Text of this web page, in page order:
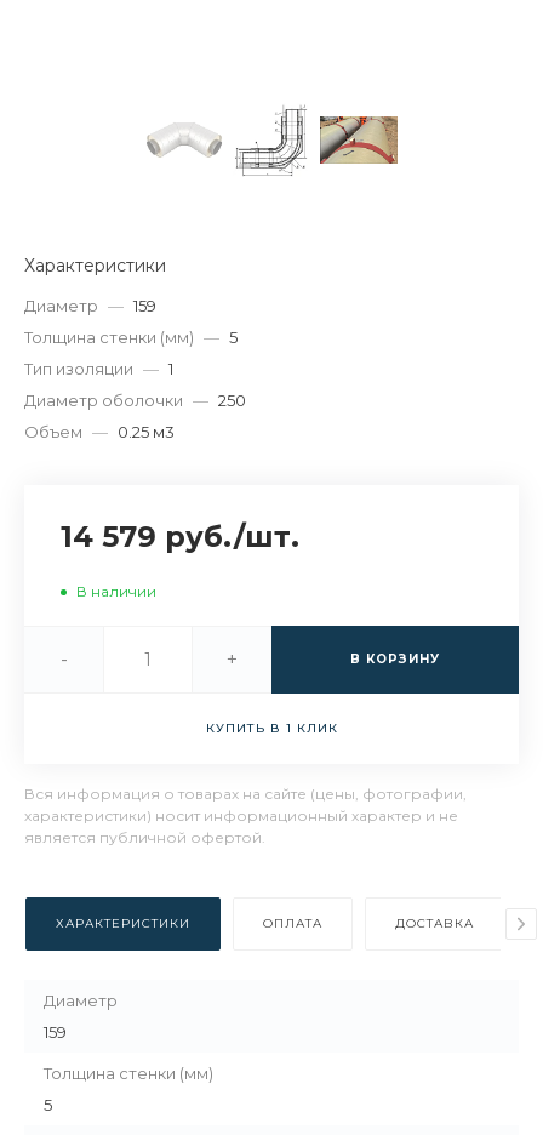
Характеристики
Диаметр — 159
Толщина стенки (мм) — 5
Тип изоляции — 1
Диаметр оболочки — 250
Объем — 0.25 м3
14 579 руб./шт.
В наличии
- + В КОРЗИНУ
КУПИТЬ В 1 КЛИК
Вся информация о товарах на сайте (цены, фотографии,
характеристики) носит информационный характер и не
является публичной офертой.
ХАРАКТЕРИСТИКИ ОПЛАТА ДОСТАВКА
Диаметр
159
Толщина стенки (мм)
5